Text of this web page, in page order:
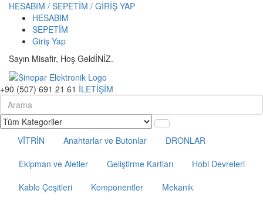
HESABIM / SEPETİM / GİRİŞ YAP
HESABIM
SEPETİM
Giriş Yap
Sayın Misafir, Hoş GeldİNİZ.
+90 (507) 691 21 61 İLETİŞİM
VİTRİN Anahtarlar ve Butonlar
DRONLAR
Ekipman ve Aletler
Geliştirme Kartları
Hobi Devreleri
Kablo Çeşitleri
Komponentler
Mekanik